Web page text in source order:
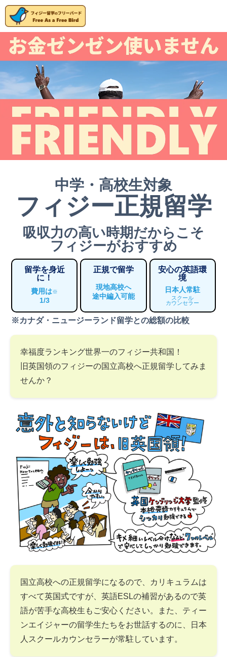
中学・高校生対象
フィジー正規留学
吸収力の高い時期だからこそ
フィジーがおすすめ
留学を身近
に！
費用は※
1/3
正規で留学
現地高校へ
途中編入可能
安心の英語環
境
日本人常駐
スクール
カウンセラー
※カナダ・ニュージーランド留学との総額の比較
幸福度ランキング世界一のフィジー共和国！
旧英国領のフィジーの国立高校へ正規留学してみま
せんか？
国立高校への正規留学になるので、カリキュラムは
すべて英国式ですが、英語ESLの補習があるので英
語が苦手な高校生もご安心ください。また、ティー
ンエイジャーの留学生たちをお世話するのに、日本
人スクールカウンセラーが常駐しています。